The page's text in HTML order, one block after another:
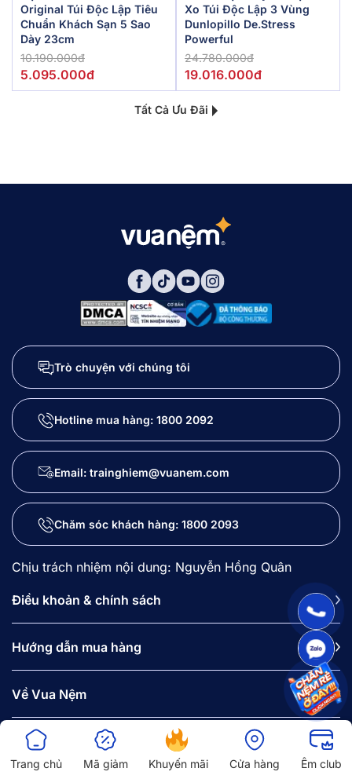
Original Túi Độc Lập Tiêu
Chuẩn Khách Sạn 5 Sao
Dày 23cm
10.190.000đ
5.095.000đ
Xo Túi Độc Lập 3 Vùng
Dunlopillo De.Stress
Powerful
24.780.000đ
19.016.000đ
Tất Cả Ưu Đãi
Trang chủ Mã giảm Khuyến mãi Cửa hàng Êm club
Trò chuyện với chúng tôi
Hotline mua hàng: 1800 2092
Email: trainghiem@vuanem.com
Chăm sóc khách hàng: 1800 2093
Chịu trách nhiệm nội dung: Nguyễn Hồng Quân
Điều khoản & chính sách
Hướng dẫn mua hàng
Về Vua Nệm
Danh mục sản phẩm